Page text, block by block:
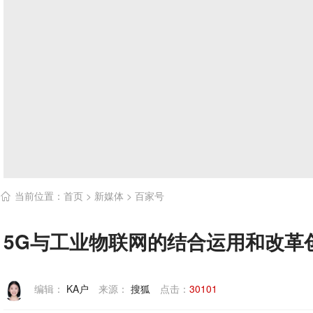
 当前位置： 首页 > 新媒体 > 百家号
5G与工业物联网的结合运用和改革
编辑： KA户 来源： 搜狐 点击： 30101